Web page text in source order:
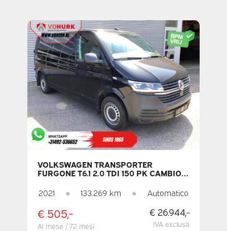
VOLKSWAGEN TRANSPORTER
FURGONE T6.1 2.0 TDI 150 PK CAMBIO
RISCALDAMENTO AUTONOMO / SEDILI
RISCALDATI / CARPLAY / PDC / CRUISE
CONTROL / ARIA CONDIZIONATA /
GANCIO DI TRAINO
2021 ● 133.269 km ● Automatico
€ 505,-
Al mese / 72 mesi
€ 26.944,-
IVA esclusa